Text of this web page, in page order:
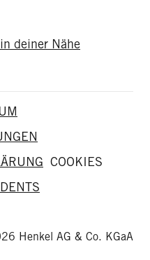
deiner Nähe
COOKIES
Henkel AG & Co. KGaA